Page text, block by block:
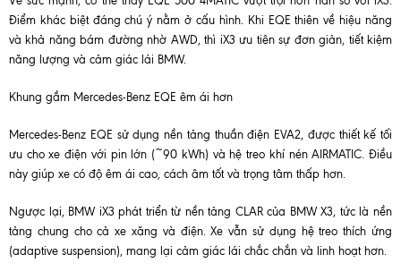
Điểm khác biệt đáng chú ý nằm ở cấu hình. Khi EQE thiên về hiệu năng
và khả năng bám đường nhờ AWD, thì iX3 ưu tiên sự đơn giản, tiết kiệm
năng lượng và cảm giác lái BMW.
Khung gầm Mercedes-Benz EQE êm ái hơn
Mercedes-Benz EQE sử dụng nền tảng thuần điện EVA2, được thiết kế tối
ưu cho xe điện với pin lớn (~90 kWh) và hệ treo khí nén AIRMATIC. Điều
này giúp xe có độ êm ái cao, cách âm tốt và trọng tâm thấp hơn.
Ngược lại, BMW iX3 phát triển từ nền tảng CLAR của BMW X3, tức là nền
tảng chung cho cả xe xăng và điện. Xe vẫn sử dụng hệ treo thích ứng
(adaptive suspension), mang lại cảm giác lái chắc chắn và linh hoạt hơn.